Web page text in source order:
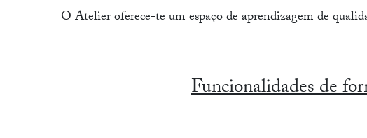
O Atelier oferece-te um espaço de aprendizagem de
Funcionalidades de